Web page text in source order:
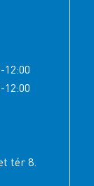
12:00
12:00
tér 8.